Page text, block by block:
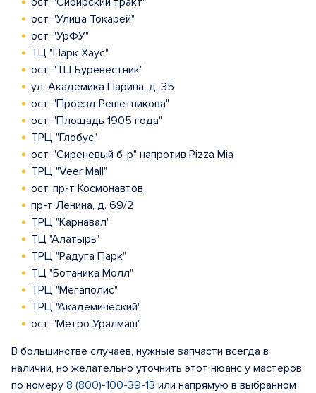
ост. "Улица Токарей"
ост. "УрФУ"
ТЦ "Парк Хаус"
ост. "ТЦ Буревестник"
ул. Академика Парина, д. 35
ост. "Проезд Решетникова"
ост. "Площадь 1905 года"
ТРЦ "Глобус"
ост. "Сиреневый б-р" напротив Pizza Mia
ТРЦ "Veer Mall"
ост. пр-т Космонавтов
пр-т Ленина, д. 69/2
ТРЦ "Карнавал"
ТЦ "Алатырь"
ТРЦ "Радуга Парк"
ТЦ "Ботаника Молл"
ТРЦ "Мегаполис"
ТРЦ "Академический"
ост. "Метро Уралмаш"
В большинстве случаев, нужные запчасти всегда в
наличии, но желательно уточнить этот нюанс у мастеров
по номеру 8 (800)-100-39-13 или напрямую в выбранном